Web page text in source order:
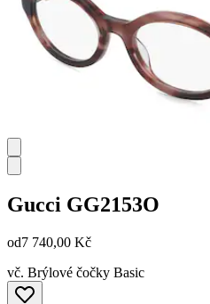
Gucci GG2153O
od7 740,00 Kč
vč. Brýlové čočky Basic